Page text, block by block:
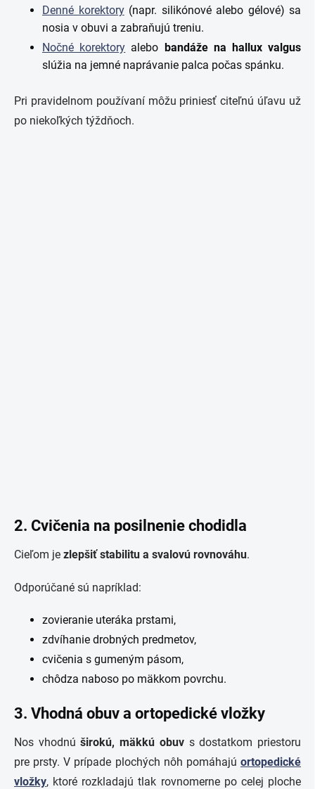
Denné korektory(napr. silikónové alebo gélové) sa
nosia v obuvi a zabraňujú treniu.
Nočné korektory alebo bandáže na hallux valgus
slúžia na jemné naprávanie palca počas spánku.
Pri pravidelnom používaní môžu priniesť citeľnú úľavu už
po niekoľkých týždňoch.
2. Cvičenia na posilnenie chodidla
Cieľom je zlepšiť stabilitu a svalovú rovnováhu.
Odporúčané sú napríklad:
zovieranie uteráka prstami,
zdvíhanie drobných predmetov,
cvičenia s gumeným pásom,
chôdza naboso po mäkkom povrchu.
3. Vhodná obuv a ortopedické vložky
Nos vhodnúširokú, mäkkú obuvs dostatkom priestoru
pre prsty. V prípade plochých nôh pomáhajú ortopedické
vložky, ktoré rozkladajú tlak rovnomerne po celej ploche